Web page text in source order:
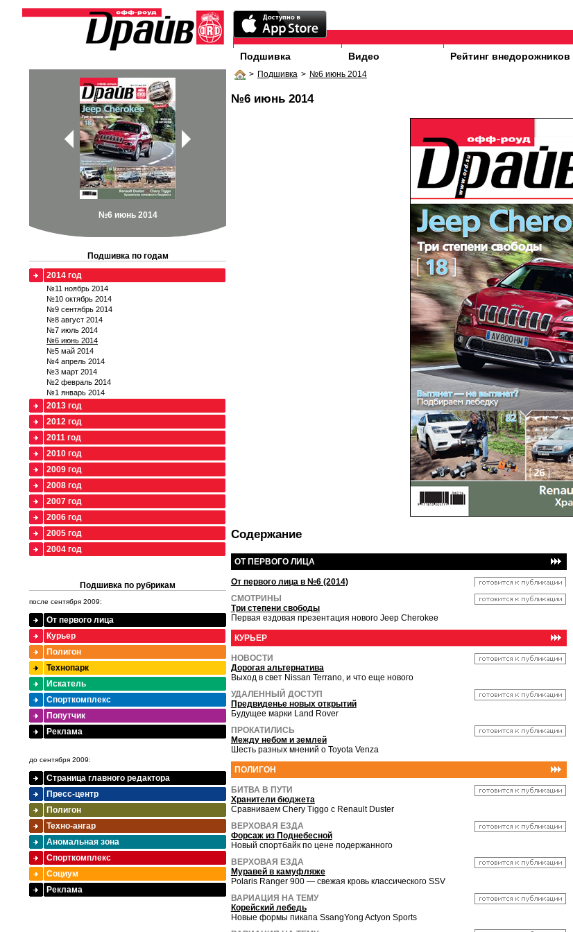
Подшивка Видео Рейтинг внедорожников
> Подшивка > №6 июнь 2014
№6 июнь 2014
Содержание
ОТ ПЕРВОГО ЛИЦА
От первого лица в №6 (2014)
СМОТРИНЫ
Три степени свободы
Первая ездовая презентация нового Jeep Cherokee
КУРЬЕР
НОВОСТИ
Дорогая альтернатива
Выход в свет Nissan Terrano, и что еще нового
УДАЛЕННЫЙ ДОСТУП
Предвиденье новых открытий
Будущее марки Land Rover
ПРОКАТИЛИСЬ
Между небом и землей
Шесть разных мнений о Toyota Venza
ПОЛИГОН
БИТВА В ПУТИ
Хранители бюджета
Сравниваем Chery Tiggo с Renault Duster
ВЕРХОВАЯ ЕЗДА
Форсаж из Поднебесной
Новый спортбайк по цене подержанного
ВЕРХОВАЯ ЕЗДА
Муравей в камуфляже
Polaris Ranger 900 — свежая кровь классического SSV
ВАРИАЦИЯ НА ТЕМУ
Корейский лебедь
Новые формы пикапа SsangYong Actyon Sports
№6 июнь 2014
Подшивка по годам
2014 год
№11 ноябрь 2014
№10 октябрь 2014
№9 сентябрь 2014
№8 август 2014
№7 июль 2014
№6 июнь 2014
№5 май 2014
№4 апрель 2014
№3 март 2014
№2 февраль 2014
№1 январь 2014
2013 год
2012 год
2011 год
2010 год
2009 год
2008 год
2007 год
2006 год
2005 год
2004 год
Подшивка по рубрикам
после сентября 2009:
От первого лица
Курьер
Полигон
Технопарк
Искатель
Спорткомплекс
Попутчик
Реклама
до сентября 2009:
Страница главного редактора
Пресс-центр
Полигон
Техно-ангар
Аномальная зона
Спорткомплекс
Социум
Реклама